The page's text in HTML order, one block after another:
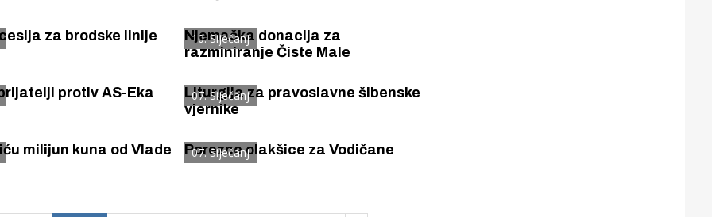
za brodske linije 10. Siječanj
Njemačka donacija za
razminiranje Čiste Male
protiv AS-Eka 07. Siječanj
Liturgija za pravoslavne šibenske
vjernike
milijun kuna od Vlade 07. Siječanj
Porezne olakšice za Vodičane